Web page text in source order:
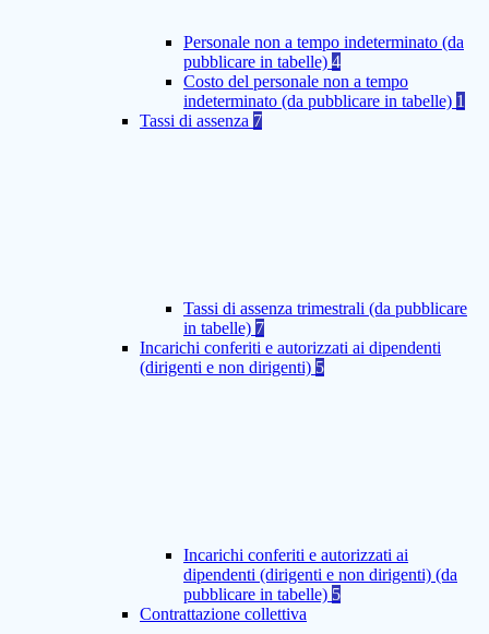
Personale non a tempo indeterminato (da
pubblicare in tabelle) 4
Costo del personale non a tempo
indeterminato (da pubblicare in tabelle) 1
Tassi di assenza 7
Tassi di assenza trimestrali (da pubblicare
in tabelle) 7
Incarichi conferiti e autorizzati ai dipendenti
(dirigenti e non dirigenti) 5
Incarichi conferiti e autorizzati ai
dipendenti (dirigenti e non dirigenti) (da
pubblicare in tabelle) 5
Contrattazione collettiva